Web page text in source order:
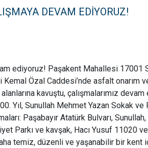
DEVAM EDİYORUZ!
ediyoruz! Paşakent Mahallesi 17001
Özal Caddesi’nde asfalt onarım
kavuştu, çalışmalarımız
Yıl, Sunullah Mehmet Yazan Sokak
Paşabayır Atatürk Bulvarı,
Parkı ve kavşak, Hacı Yusuf 11020
temiz, düzenli ve yaşanabilir bir kent